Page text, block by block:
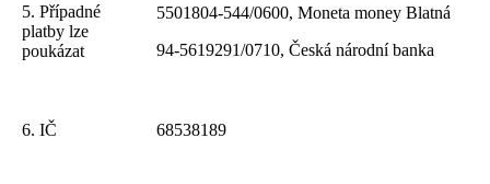
5. Případné
platby lze
poukázat
5501804-544/0600, Moneta money Blatná
94-5619291/0710, Česká národní banka
6. IČ 68538189